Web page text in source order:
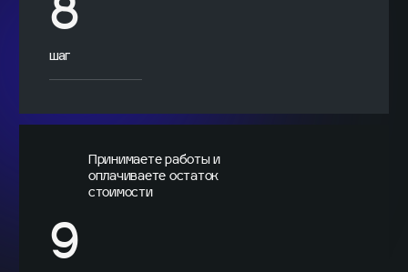
8
шаг
9
Принимаете работы и
оплачиваете остаток
стоимости